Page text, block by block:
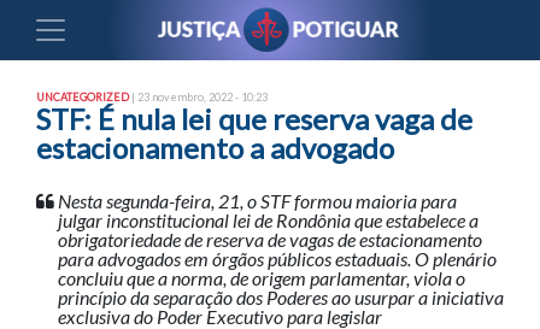
UNCATEGORIZED| 23 novembro, 2022 - 10:23
STF: É nula lei que reserva vaga de
estacionamento a advogado
Nesta segunda-feira, 21, o STF formou maioria para
julgar inconstitucional lei de Rondônia que estabelece a
obrigatoriedade de reserva de vagas de estacionamento
para advogados em órgãos públicos estaduais. O plenário
concluiu que a norma, de origem parlamentar, viola o
princípio da separação dos Poderes ao usurpar a iniciativa
exclusiva do Poder Executivo para legislar